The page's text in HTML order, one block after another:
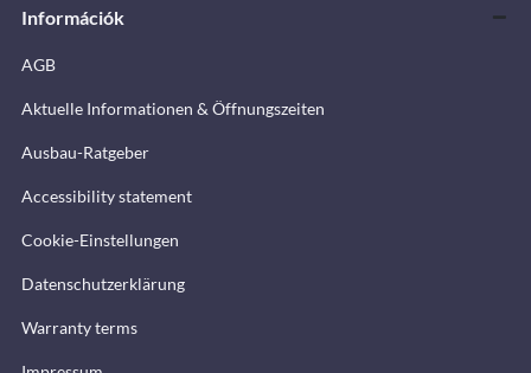
Információk
AGB
Aktuelle Informationen & Öffnungszeiten
Ausbau-Ratgeber
Accessibility statement
Cookie-Einstellungen
Datenschutzerklärung
Warranty terms